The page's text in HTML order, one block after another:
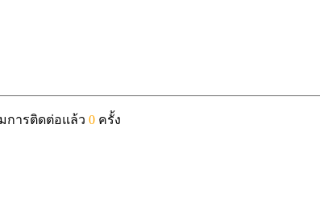
การติดต่อแล้ว 0 ครั้ง